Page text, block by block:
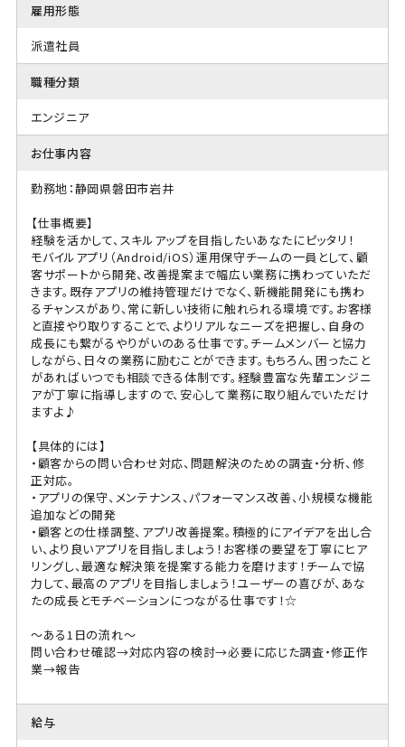
雇用形態
派遣社員
職種分類
エンジニア
お仕事内容
勤務地：静岡県磐田市岩井
【仕事概要】
経験を活かして、スキルアップを目指したいあなたにピッタリ！
モバイルアプリ（Android/iOS）運用保守チームの一員として、顧
客サポートから開発、改善提案まで幅広い業務に携わっていただ
きます。既存アプリの維持管理だけでなく、新機能開発にも携わ
るチャンスがあり、常に新しい技術に触れられる環境です。お客様
と直接やり取りすることで、よりリアルなニーズを把握し、自身の
成長にも繋がるやりがいのある仕事です。チームメンバーと協力
しながら、日々の業務に励むことができます。もちろん、困ったこと
があればいつでも相談できる体制です。経験豊富な先輩エンジニ
アが丁寧に指導しますので、安心して業務に取り組んでいただけ
ますよ♪
【具体的には】
・顧客からの問い合わせ対応、問題解決のための調査・分析、修
正対応。
・アプリの保守、メンテナンス、パフォーマンス改善、小規模な機能
追加などの開発
・顧客との仕様調整、アプリ改善提案。積極的にアイデアを出し合
い、より良いアプリを目指しましょう！お客様の要望を丁寧にヒア
リングし、最適な解決策を提案する能力を磨けます！チームで協
力して、最高のアプリを目指しましょう！ユーザーの喜びが、あな
たの成長とモチベーションにつながる仕事です！☆
～ある1日の流れ～
問い合わせ確認→対応内容の検討→必要に応じた調査・修正作
業→報告
給与